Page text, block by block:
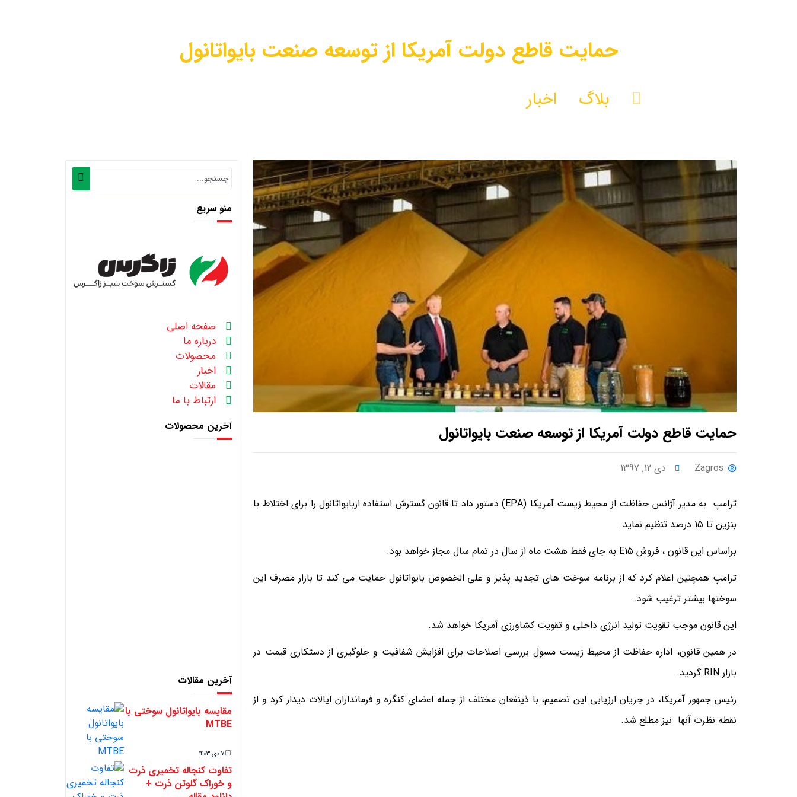
حمایت قاطع دولت آمریکا از توسعه صنعت بایواتانول
بلاگ اخبار
حمایت قاطع دولت آمریکا از توسعه صنعت بایواتانول
Zagros دی 12, 1397
ترامپ به مدیر آژانس حفاظت از محیط زیست آمریکا (EPA) دستور داد تا قانون گسترش استفاده ازبایواتانول را برای اختلاط با
بنزین تا 15 درصد تنظیم نماید.
براساس این قانون ، فروش E15 به جای فقط هشت ماه از سال در تمام سال مجاز خواهد بود.
ترامپ همچنین اعلام کرد که از برنامه سوخت های تجدید پذیر و علی الخصوص بایواتانول حمایت می کند تا بازار مصرف این
سوختها بیشتر ترغیب شود.
این قانون موجب تقویت تولید انرژی داخلی و تقویت کشاورزی آمریكا خواهد شد.
در همین قانون، اداره حفاظت از محیط زیست مسول بررسی اصلاحات برای افزایش شفافیت و جلوگیری از دستکاری قیمت در
بازار RIN گردید.
رئیس جمهور آمریکا، در جریان ارزیابی این تصمیم، با ذینفعان مختلف از جمله اعضای کنگره و فرمانداران ایالات دیدار کرد و از
نقطه نظرت آنها نیز مطلع شد.
منو سریع
صفحه اصلی
درباره ما
محصولات
اخبار
مقالات
ارتباط با ما
آخرین محصولات
آخرین مقالات
مقایسه بایواتانول سوختی با
MTBE
7 دی 1403
تفاوت کنجاله تخمیری ذرت
و خوراک گلوتن ذرت +